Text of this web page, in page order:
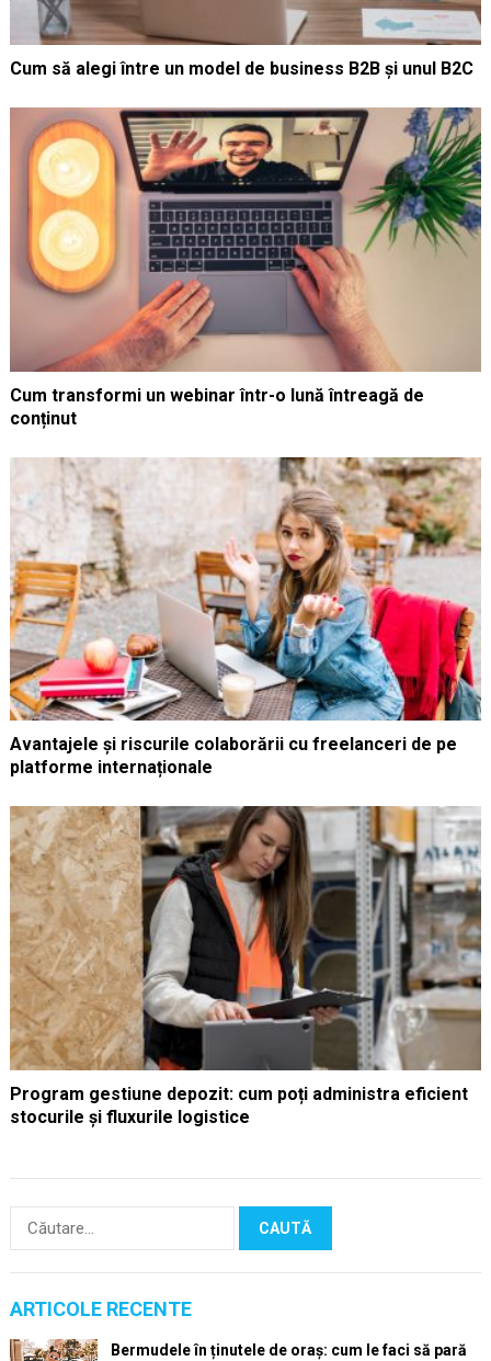
Cum să alegi între un model de business B2B și unul B2C
Cum transformi un webinar într-o lună întreagă de
conținut
Avantajele și riscurile colaborării cu freelanceri de pe
platforme internaționale
Program gestiune depozit: cum poți administra eficient
stocurile și fluxurile logistice
Caută
ARTICOLE RECENTE
Bermudele în ținutele de oraș: cum le faci să pară